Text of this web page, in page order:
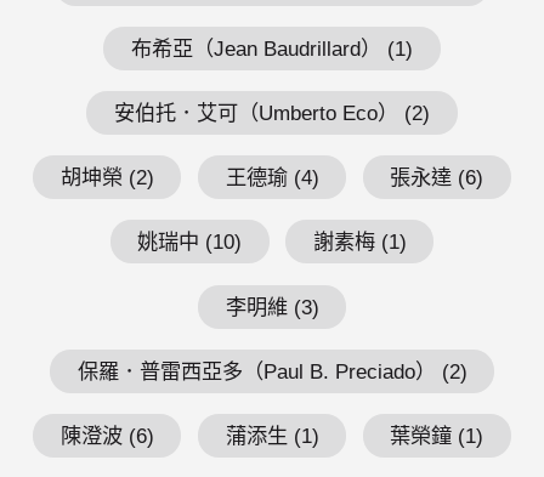
布希亞（Jean Baudrillard） (1)
安伯托．艾可（Umberto Eco） (2)
胡坤榮 (2) 王德瑜 (4) 張永達 (6)
姚瑞中 (10) 謝素梅 (1)
李明維 (3)
保羅．普雷西亞多（Paul B. Preciado） (2)
陳澄波 (6) 蒲添生 (1) 葉榮鐘 (1)